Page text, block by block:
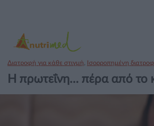
Διατροφή για κάθε στιγμή, Ισορροπημένη
Η πρωτεΐνη… πέρα από το